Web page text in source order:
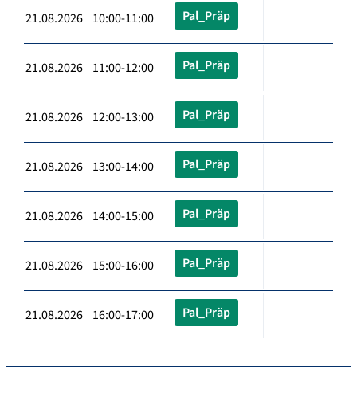
21.08.2026 10:00-11:00 Pal_Präp
21.08.2026 11:00-12:00 Pal_Präp
21.08.2026 12:00-13:00 Pal_Präp
21.08.2026 13:00-14:00 Pal_Präp
21.08.2026 14:00-15:00 Pal_Präp
21.08.2026 15:00-16:00 Pal_Präp
21.08.2026 16:00-17:00 Pal_Präp